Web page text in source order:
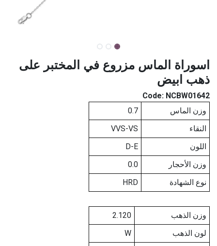
اسوراة الماس مزروع في المختبر على
ذهب ابيض
Code: NCBW01642
وزن الماس
0.7
النقاء
VVS-VS
اللون
D-E
وزن الأحجار
0.0
نوع الشهادة
HRD
وزن الذهب
2.120
لون الذهب
W